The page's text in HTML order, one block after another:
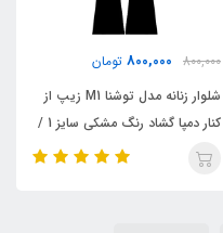
800,000
800,000 تومان
شلوار زنانه مدل توشنا M1 زیپ از
کنار دمپا گشاد رنگ مشکی سایز 1 /
TOSHNA